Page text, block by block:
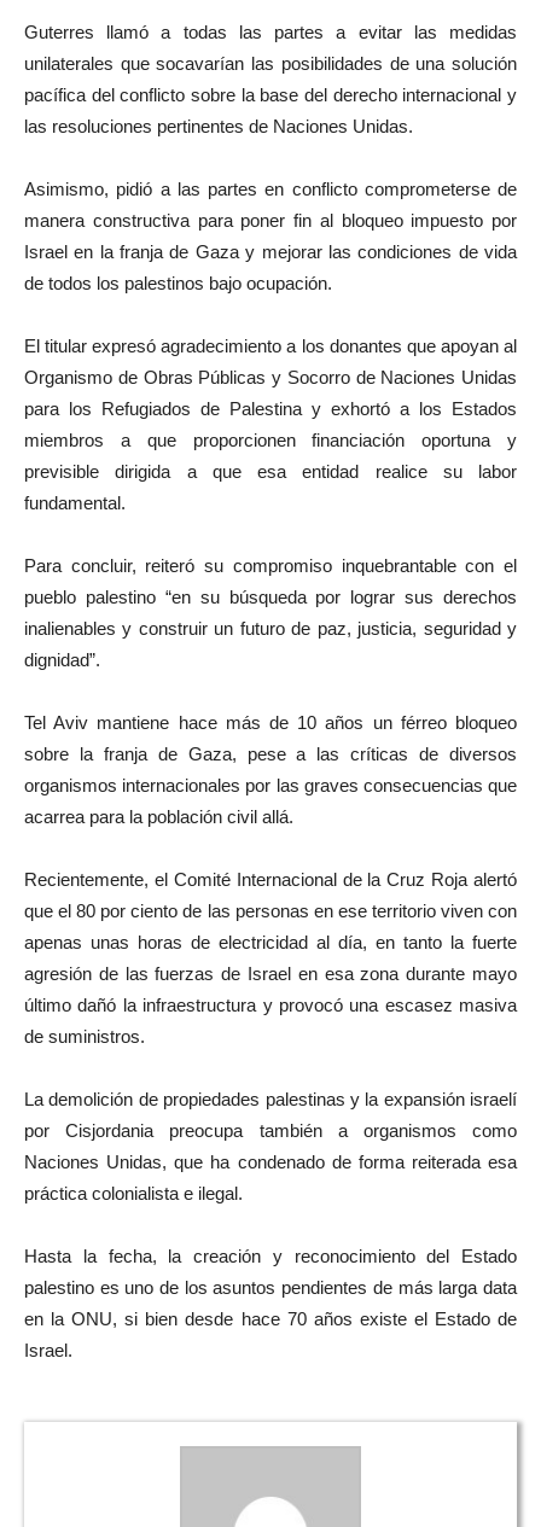
Guterres llamó a todas las partes a evitar las medidas
unilaterales que socavarían las posibilidades de una solución
pacífica del conflicto sobre la base del derecho internacional y
las resoluciones pertinentes de Naciones Unidas.
Asimismo, pidió a las partes en conflicto comprometerse de
manera constructiva para poner fin al bloqueo impuesto por
Israel en la franja de Gaza y mejorar las condiciones de vida
de todos los palestinos bajo ocupación.
El titular expresó agradecimiento a los donantes que apoyan al
Organismo de Obras Públicas y Socorro de Naciones Unidas
para los Refugiados de Palestina y exhortó a los Estados
miembros a que proporcionen financiación oportuna y
previsible dirigida a que esa entidad realice su labor
fundamental.
Para concluir, reiteró su compromiso inquebrantable con el
pueblo palestino “en su búsqueda por lograr sus derechos
inalienables y construir un futuro de paz, justicia, seguridad y
dignidad”.
Tel Aviv mantiene hace más de 10 años un férreo bloqueo
sobre la franja de Gaza, pese a las críticas de diversos
organismos internacionales por las graves consecuencias que
acarrea para la población civil allá.
Recientemente, el Comité Internacional de la Cruz Roja alertó
que el 80 por ciento de las personas en ese territorio viven con
apenas unas horas de electricidad al día, en tanto la fuerte
agresión de las fuerzas de Israel en esa zona durante mayo
último dañó la infraestructura y provocó una escasez masiva
de suministros.
La demolición de propiedades palestinas y la expansión israelí
por Cisjordania preocupa también a organismos como
Naciones Unidas, que ha condenado de forma reiterada esa
práctica colonialista e ilegal.
Hasta la fecha, la creación y reconocimiento del Estado
palestino es uno de los asuntos pendientes de más larga data
en la ONU, si bien desde hace 70 años existe el Estado de
Israel.